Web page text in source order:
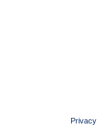
Privacy